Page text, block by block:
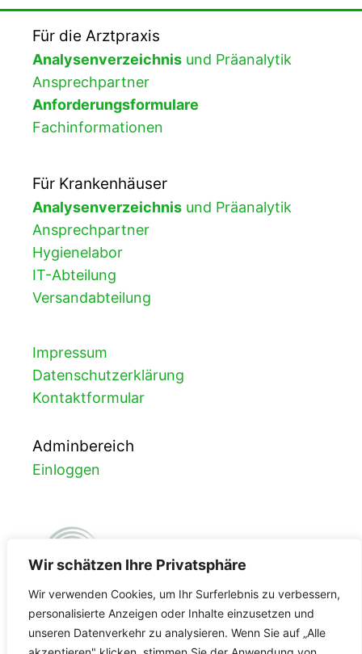
Wir schätzen Ihre Privatsphäre
Wir verwenden Cookies, um Ihr Surferlebnis zu verbessern,
personalisierte Anzeigen oder Inhalte einzusetzen und
unseren Datenverkehr zu analysieren. Wenn Sie auf „Alle
Für die Arztpraxis
Analysenverzeichnis und Präanalytik
Ansprechpartner
Anforderungsformulare
Fachinformationen
Für Krankenhäuser
Analysenverzeichnis und Präanalytik
Ansprechpartner
Hygienelabor
IT-Abteilung
Versandabteilung
Impressum
Datenschutzerklärung
Kontaktformular
Adminbereich
Einloggen